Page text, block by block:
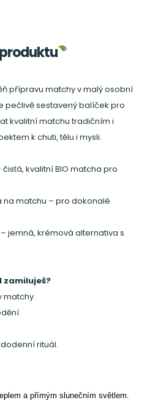
přípravu matchy v malý osobní
pečlivě sestavený balíček pro
kvalitní matchu tradičním i
k chuti, tělu i mysli.
čistá, kvalitní BIO matcha pro
na matchu – pro dokonalé
jemná, krémová alternativa s
zamiluješ?
matchy.
rituál.
a přímým slunečním světlem.